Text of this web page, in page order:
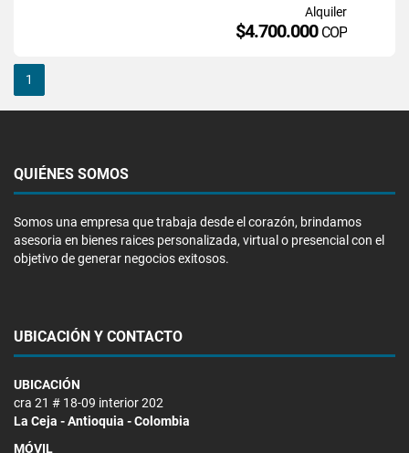
Alquiler
$4.700.000 COP
1
QUIÉNES SOMOS
Somos una empresa que trabaja desde el corazón, brindamos
asesoria en bienes raices personalizada, virtual o presencial con el
objetivo de generar negocios exitosos.
UBICACIÓN Y CONTACTO
UBICACIÓN
cra 21 # 18-09 interior 202
La Ceja - Antioquia - Colombia
MÓVIL